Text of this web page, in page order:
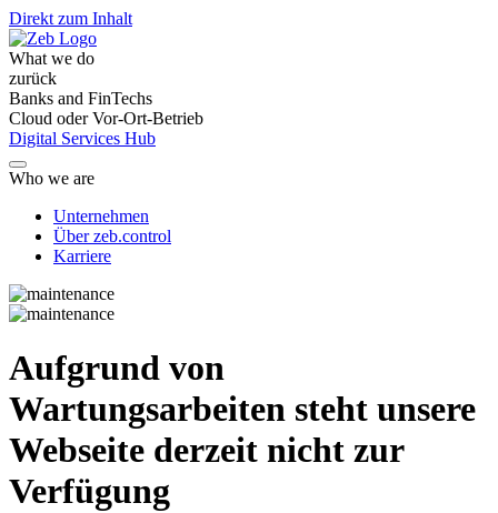
Direkt zum Inhalt
What we do
zurück
Banks and FinTechs
Cloud oder Vor-Ort-Betrieb
Digital Services Hub
Who we are
Unternehmen
Über zeb.control
Karriere
Aufgrund von
Wartungsarbeiten steht unsere
Webseite derzeit nicht zur
Verfügung